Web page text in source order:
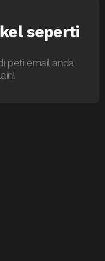
seperti
peti email anda